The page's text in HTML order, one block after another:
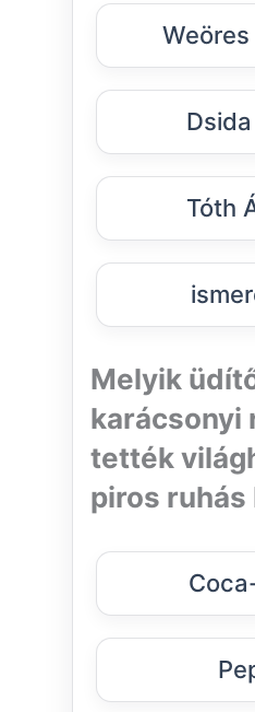
Tóth
Melyik
karácsonyi
tették
piros